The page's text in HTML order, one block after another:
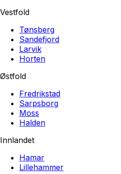
Vestfold
Tønsberg
Sandefjord
Larvik
Horten
Østfold
Fredrikstad
Sarpsborg
Moss
Halden
Innlandet
Hamar
Lillehammer